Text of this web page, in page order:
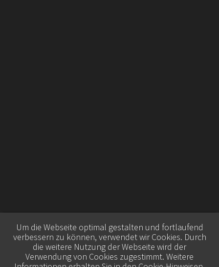
Um die Webseite optimal gestalten und fortlaufend
verbessern zu können, verwendet wir Cookies. Durch
die weitere Nutzung der Webseite wird der
Verwendung von Cookies zugestimmt. Weitere